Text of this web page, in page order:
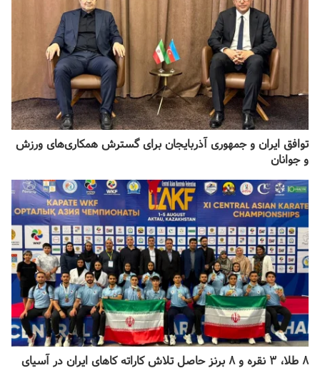
توافق ایران و جمهوری آذربایجان برای گسترش همکاری‌های ورزش
و جوانان
۸ طلا، ۳ نقره و ۸ برنز حاصل تلاش کاراته کا‌های ایران در آسیای